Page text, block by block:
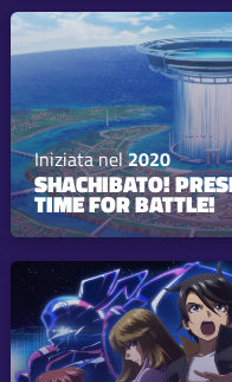
Iniziata nel2020
SHACHIBATO!
TIME FOR BATTLE!